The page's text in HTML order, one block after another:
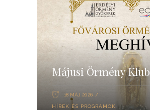
Májusi Örmény Klub
18 MÁJ 2026
HÍREK ÉS PROGRAMOK